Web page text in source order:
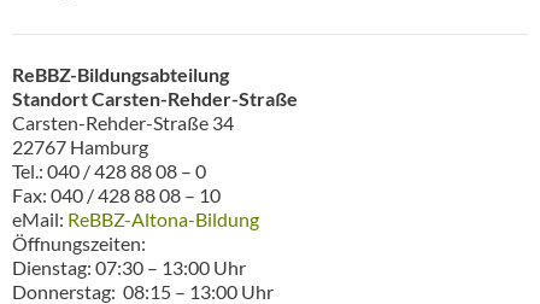
ReBBZ-Bildungsabteilung
Standort Carsten-Rehder-Straße
Carsten-Rehder-Straße 34
22767 Hamburg
Tel.: 040 / 428 88 08 – 0
Fax: 040 / 428 88 08 – 10
eMail: ReBBZ-Altona-Bildung
Öffnungszeiten:
Dienstag: 07:30 – 13:00 Uhr
Donnerstag: 08:15 – 13:00 Uhr